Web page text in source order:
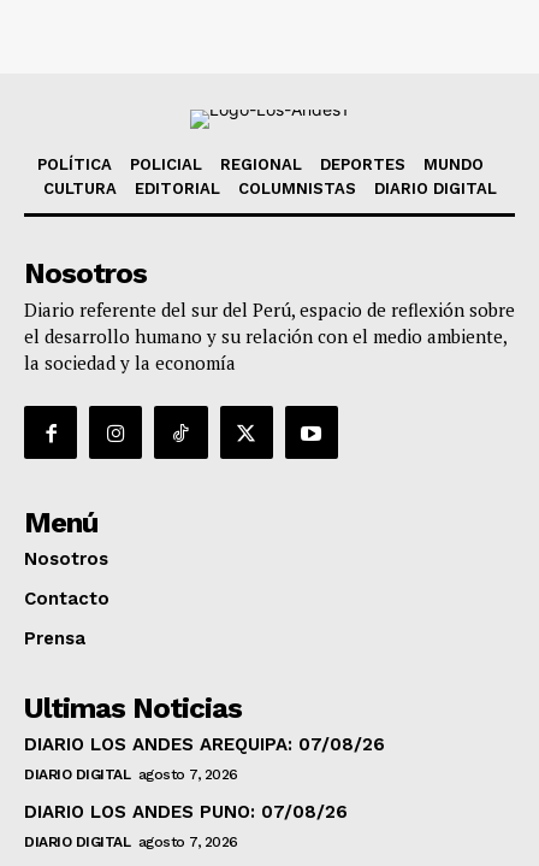
POLÍTICA POLICIAL REGIONAL DEPORTES
MUNDO
CULTURA
EDITORIAL COLUMNISTAS DIARIO DIGITAL
Nosotros
Diario referente del sur del Perú, espacio de reflexión sobre
el desarrollo humano y su relación con el medio ambiente,
la sociedad y la economía
Menú
Nosotros
Contacto
Prensa
Ultimas Noticias
DIARIO LOS ANDES AREQUIPA: 07/08/26
DIARIO DIGITAL agosto 7, 2026
DIARIO LOS ANDES PUNO: 07/08/26
DIARIO DIGITAL agosto 7, 2026